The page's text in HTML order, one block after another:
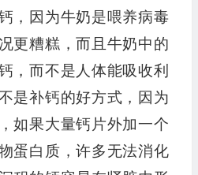
，因为牛奶是喂养病毒
更糟糕，而且牛奶中的
，而不是人体能吸收利
是补钙的好方式，因为
如果大量钙片外加一个
蛋白质，许多无法消化